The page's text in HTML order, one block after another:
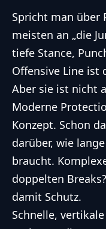
Spricht man über
meisten an „die
tiefe Stance,
Offensive Line ist
Aber sie ist nicht
Moderne
Konzept. Schon
darüber, wie
braucht.
doppelten
damit Schutz.
Schnelle,